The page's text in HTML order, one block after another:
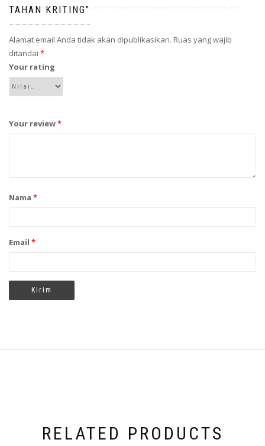
TAHAN KRITING”
Alamat email Anda tidak akan dipublikasikan. Ruas yang wajib
ditandai *
Your rating
Your review*
Nama *
Email *
RELATED PRODUCTS